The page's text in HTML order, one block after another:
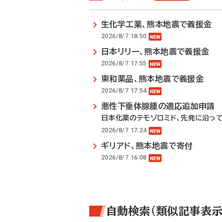
生化学工業、熊本地震で義援金
2026/8/7 18:50
日本リリー、熊本地震で義援金
2026/8/7 17:55
東和薬品、熊本地震で義援金
2026/8/7 17:54
悪性下垂体腺腫の適応追加申請
日本化薬のテモゾロミド、先発に沿っ
2026/8/7 17:24
ギリアド、熊本地震で寄付
2026/8/7 16:08
自動検索（類似記事表示